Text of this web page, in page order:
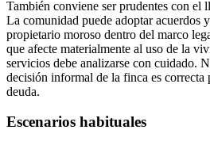
También conviene ser prudentes con el
La comunidad puede adoptar acuerdos
propietario moroso dentro del marco
que afecte materialmente al uso de la
servicios debe analizarse con cuidado.
decisión informal de la finca es correcta
deuda.
Escenarios habituales